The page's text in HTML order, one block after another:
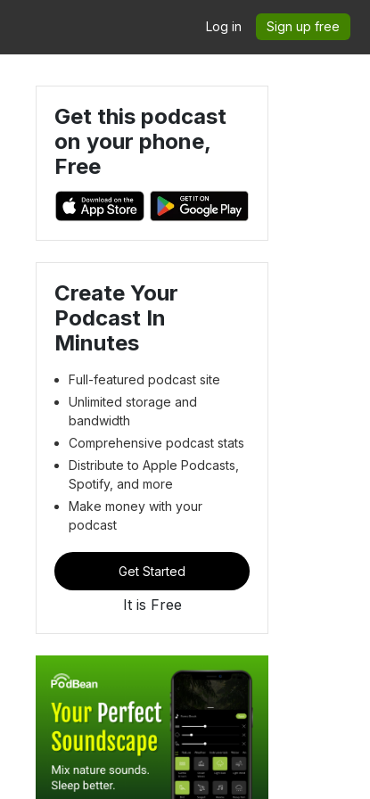
Log in Sign up free
Get this podcast
on your phone,
Free
Create Your
Podcast In
Minutes
Full-featured podcast site
Unlimited storage and
bandwidth
Comprehensive podcast stats
Distribute to Apple Podcasts,
Spotify, and more
Make money with your
podcast
Get Started
It is Free